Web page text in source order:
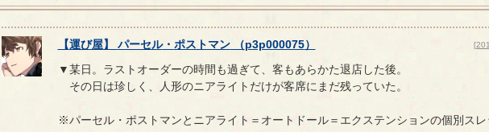
【運び屋】 パーセル・ ポストマン（p3p000075）
▼某日。ラストオーダーの時間も過ぎて、客もあらかた退店した後。
その日は珍しく、人形のニアライトだけが客席にまだ残っていた。
※パーセル・ポストマンとニアライト＝オートドール＝エクステンションの個別スレ